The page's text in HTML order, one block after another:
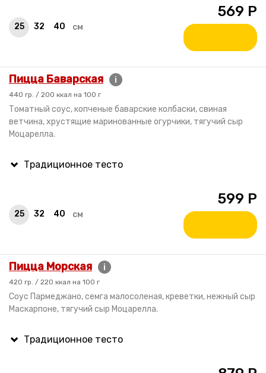
25 32 40 см
569 Р
Пицца Баварская i
440 гр. / 200 ккал на 100 г
Томатный соус, копченые баварские колбаски, свиная
ветчина, хрустящие маринованные огурчики, тягучий сыр
Моцарелла.
25 32 40 см
599 Р
Пицца Морская i
420 гр. / 220 ккал на 100 г
Соус Пармеджано, семга малосоленая, креветки, нежный сыр
Маскарпоне, тягучий сыр Моцарелла.